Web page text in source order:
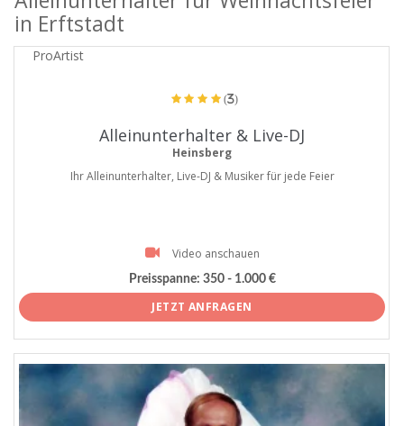
in Erftstadt
ProArtist
(3)
Alleinunterhalter & Live-DJ
Heinsberg
Ihr Alleinunterhalter, Live-DJ & Musiker für jede Feier
Video anschauen
Preisspanne: 350 - 1.000 €
JETZT ANFRAGEN